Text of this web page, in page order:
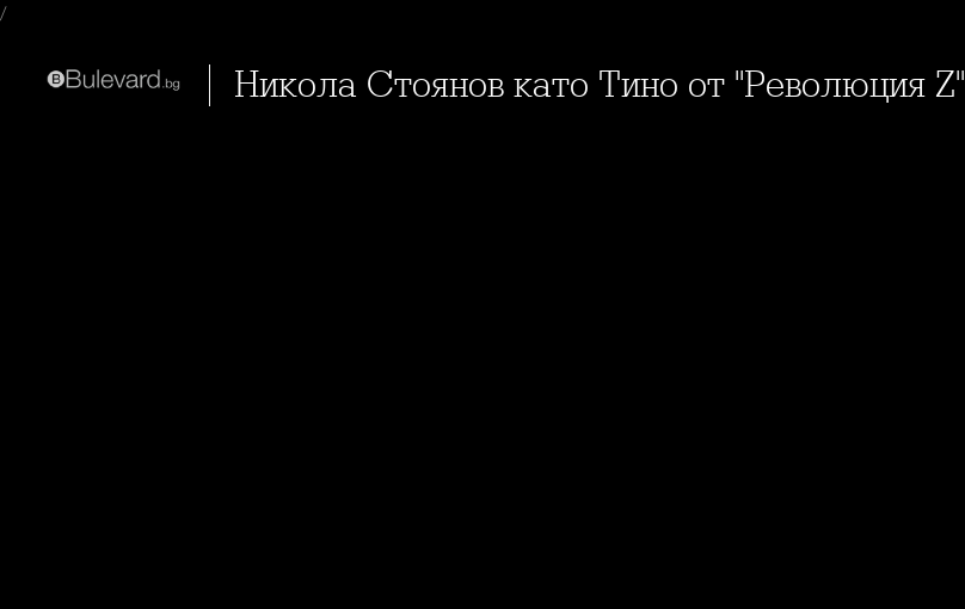
/
Никола Стоянов като Тино от "Революция Z"